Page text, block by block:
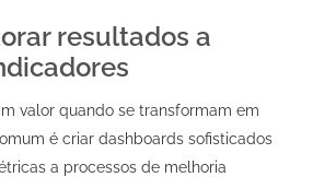
resultados a
valor quando se transformam em
é criar dashboards sofisticados
a processos de melhoria